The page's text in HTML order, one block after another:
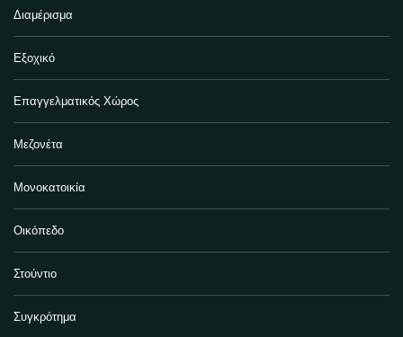
Διαμέρισμα
Εξοχικό
Επαγγελματικός Χώρος
Μεζονέτα
Μονοκατοικία
Οικόπεδο
Στούντιο
Συγκρότημα